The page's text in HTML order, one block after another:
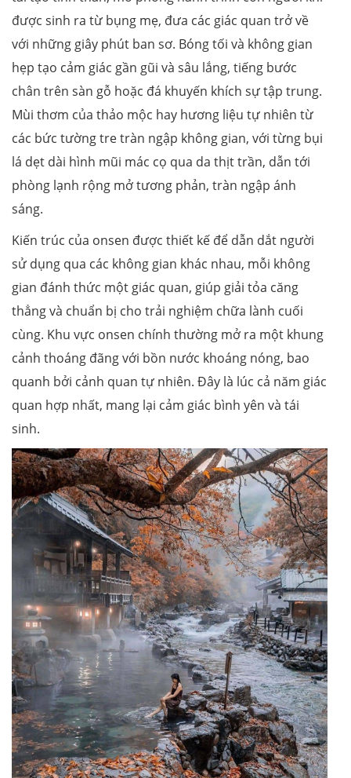
được sinh ra từ bụng mẹ, đưa các giác quan trở về
với những giây phút ban sơ. Bóng tối và không gian
hẹp tạo cảm giác gần gũi và sâu lắng, tiếng bước
chân trên sàn gỗ hoặc đá khuyến khích sự tập trung.
Mùi thơm của thảo mộc hay hương liệu tự nhiên từ
các bức tường tre tràn ngập không gian, với từng bụi
lá dẹt dài hình mũi mác cọ qua da thịt trần, dẫn tới
phòng lạnh rộng mở tương phản, tràn ngập ánh
sáng.
Kiến trúc của onsen được thiết kế để dẫn dắt người
sử dụng qua các không gian khác nhau, mỗi không
gian đánh thức một giác quan, giúp giải tỏa căng
thẳng và chuẩn bị cho trải nghiệm chữa lành cuối
cùng. Khu vực onsen chính thường mở ra một khung
cảnh thoáng đãng với bồn nước khoáng nóng, bao
quanh bởi cảnh quan tự nhiên. Đây là lúc cả năm giác
quan hợp nhất, mang lại cảm giác bình yên và tái
sinh.